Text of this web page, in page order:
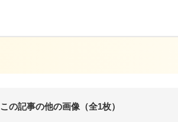
この記事の他の画像（全1枚）